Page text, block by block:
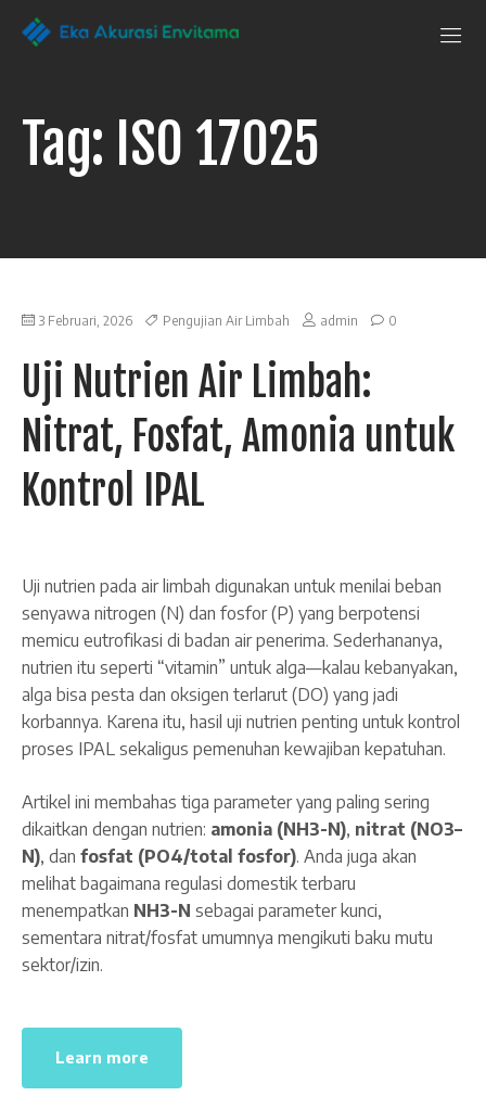
Penguji Eka
Laboratorium
dapat
anda
andalkan
Tag: ISO 17025
3 Februari, 2026 Pengujian Air Limbah admin 0
Uji Nutrien Air Limbah:
Nitrat, Fosfat, Amonia untuk
Kontrol IPAL
Uji nutrien pada air limbah digunakan untuk menilai beban
senyawa nitrogen (N) dan fosfor (P) yang berpotensi
memicu eutrofikasi di badan air penerima. Sederhananya,
nutrien itu seperti “vitamin” untuk alga—kalau kebanyakan,
alga bisa pesta dan oksigen terlarut (DO) yang jadi
korbannya. Karena itu, hasil uji nutrien penting untuk kontrol
proses IPAL sekaligus pemenuhan kewajiban kepatuhan.
Artikel ini membahas tiga parameter yang paling sering
dikaitkan dengan nutrien: amonia (NH3-N), nitrat (NO3–
N), dan fosfat (PO4/total fosfor). Anda juga akan
melihat bagaimana regulasi domestik terbaru
menempatkan NH3-N sebagai parameter kunci,
sementara nitrat/fosfat umumnya mengikuti baku mutu
sektor/izin.
Learn more